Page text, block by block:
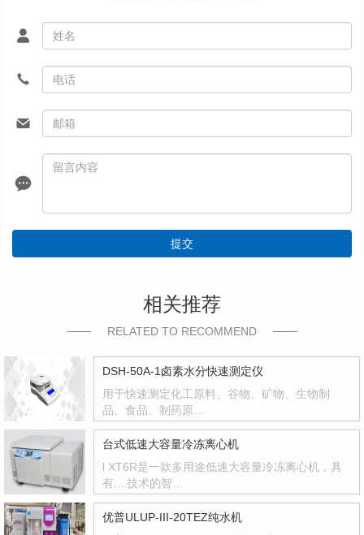
提交
相关推荐
RELATED TO RECOMMEND
DSH-50A-1卤素水分快速测定仪
用于快速测定化工原料、谷物、矿物、生物制
品、食品、制药原…
台式低速大容量冷冻离心机
l XT6R是一款多用途低速大容量冷冻离心机，具
有....技术的智…
优普ULUP-III-20TEZ纯水机